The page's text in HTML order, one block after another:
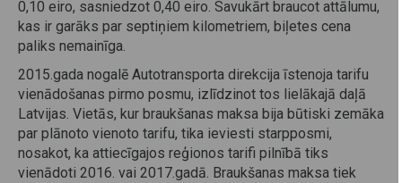
0,10 eiro, sasniedzot 0,40 eiro. Savukārt braucot attālumu,
kas ir garāks par septiņiem kilometriem, biļetes cena
paliks nemainīga.
2015.gada nogalē Autotransporta direkcija īstenoja tarifu
vienādošanas pirmo posmu, izlīdzinot tos lielākajā daļā
Latvijas. Vietās, kur braukšanas maksa bija būtiski zemāka
par plānoto vienoto tarifu, tika ieviesti starpposmi,
nosakot, ka attiecīgajos reģionos tarifi pilnībā tiks
vienādoti 2016. vai 2017.gadā. Braukšanas maksa tiek